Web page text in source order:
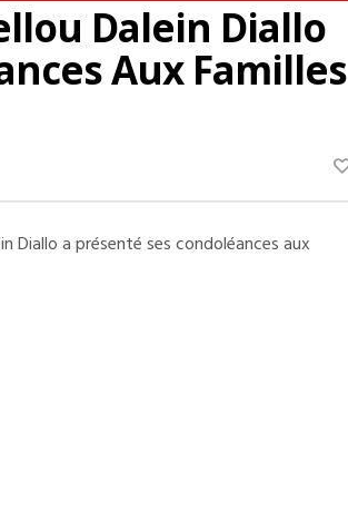
Dalein Diallo
Aux Familles
Diallo a présenté ses condoléances aux